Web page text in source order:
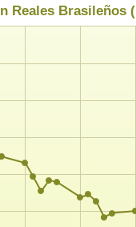
Reales Brasileños